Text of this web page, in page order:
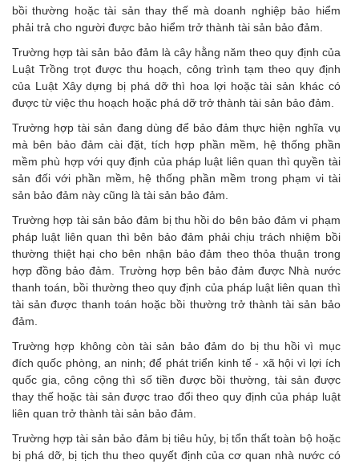
bồi thường hoặc tài sản thay thế mà doanh nghiệp bảo hiểm
phải trả cho người được bảo hiểm trở thành tài sản bảo đảm.
Trường hợp tài sản bảo đảm là cây hằng năm theo quy định của
Luật Trồng trọt được thu hoạch, công trình tạm theo quy định
của Luật Xây dựng bị phá dỡ thì hoa lợi hoặc tài sản khác có
được từ việc thu hoạch hoặc phá dỡ trở thành tài sản bảo đảm.
Trường hợp tài sản đang dùng để bảo đảm thực hiện nghĩa vụ
mà bên bảo đảm cài đặt, tích hợp phần mềm, hệ thống phần
mềm phù hợp với quy định của pháp luật liên quan thì quyền tài
sản đối với phần mềm, hệ thống phần mềm trong phạm vi tài
sản bảo đảm này cũng là tài sản bảo đảm.
Trường hợp tài sản bảo đảm bị thu hồi do bên bảo đảm vi phạm
pháp luật liên quan thì bên bảo đảm phải chịu trách nhiệm bồi
thường thiệt hại cho bên nhận bảo đảm theo thỏa thuận trong
hợp đồng bảo đảm. Trường hợp bên bảo đảm được Nhà nước
thanh toán, bồi thường theo quy định của pháp luật liên quan thì
tài sản được thanh toán hoặc bồi thường trở thành tài sản bảo
đảm.
Trường hợp không còn tài sản bảo đảm do bị thu hồi vì mục
đích quốc phòng, an ninh; để phát triển kinh tế - xã hội vì lợi ích
quốc gia, công cộng thì số tiền được bồi thường, tài sản được
thay thế hoặc tài sản được trao đổi theo quy định của pháp luật
liên quan trở thành tài sản bảo đảm.
Trường hợp tài sản bảo đảm bị tiêu hủy, bị tổn thất toàn bộ hoặc
bị phá dỡ, bị tịch thu theo quyết định của cơ quan nhà nước có